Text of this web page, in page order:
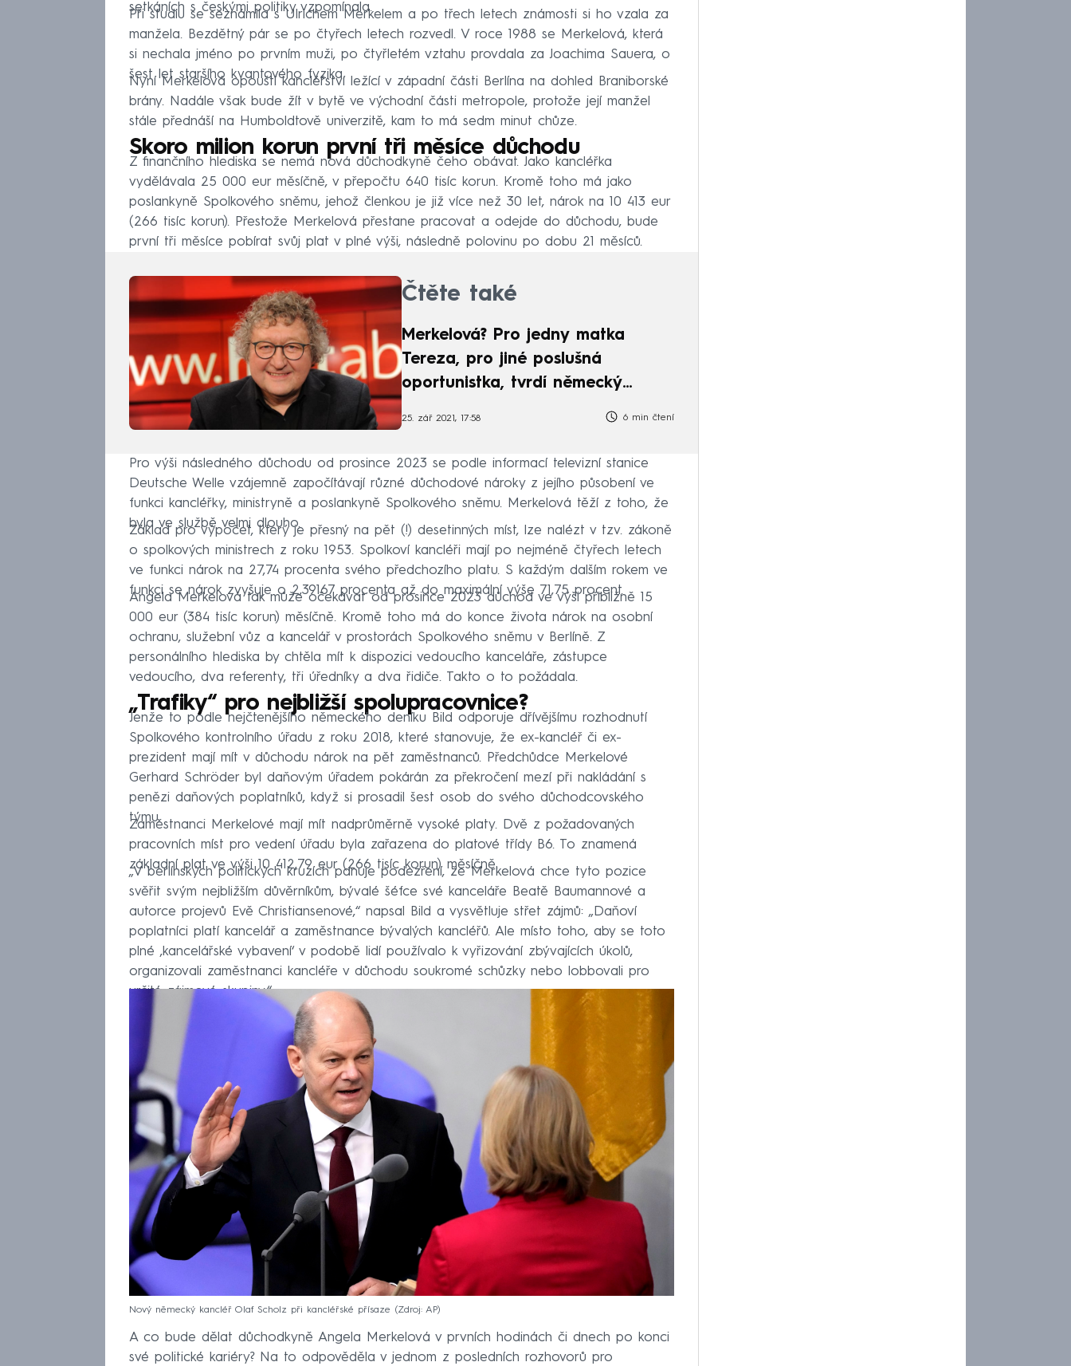
setkáních s českými politiky vzpomínala.
Při studiu se seznámila s Ulrichem Merkelem a po třech letech známosti si ho vzala za
manžela. Bezdětný pár se po čtyřech letech rozvedl. V roce 1988 se Merkelová, která
si nechala jméno po prvním muži, po čtyřletém vztahu provdala za Joachima Sauera, o
šest let staršího kvantového fyzika.
Nyní Merkelová opouští kancléřství ležící v západní části Berlína na dohled Braniborské
brány. Nadále však bude žít v bytě ve východní části metropole, protože její manžel
stále přednáší na Humboldtově univerzitě, kam to má sedm minut chůze.
Skoro milion korun první tři měsíce důchodu
Z finančního hlediska se nemá nová důchodkyně čeho obávat. Jako kancléřka
vydělávala 25 000 eur měsíčně, v přepočtu 640 tisíc korun. Kromě toho má jako
poslankyně Spolkového sněmu, jehož členkou je již více než 30 let, nárok na 10 413 eur
(266 tisíc korun). Přestože Merkelová přestane pracovat a odejde do důchodu, bude
první tři měsíce pobírat svůj plat v plné výši, následně polovinu po dobu 21 měsíců.
Čtěte také
Merkelová? Pro jedny matka
Tereza, pro jiné poslušná
oportunistka, tvrdí německý
25. zář 2021, 17:58 6 min čtení
Pro výši následného důchodu od prosince 2023 se podle informací televizní stanice
Deutsche Welle vzájemně započítávají různé důchodové nároky z jejího působení ve
funkci kancléřky, ministryně a poslankyně Spolkového sněmu. Merkelová těží z toho, že
byla ve službě velmi dlouho.
Základ pro výpočet, který je přesný na pět (!) desetinných míst, lze nalézt v tzv. zákoně
o spolkových ministrech z roku 1953. Spolkoví kancléři mají po nejméně čtyřech letech
ve funkci nárok na 27,74 procenta svého předchozího platu. S každým dalším rokem ve
funkci se nárok zvyšuje o 2,39167 procenta až do maximální výše 71,75 procent.
Angela Merkelová tak může očekávat od prosince 2023 důchod ve výši přibližně 15
000 eur (384 tisíc korun) měsíčně. Kromě toho má do konce života nárok na osobní
ochranu, služební vůz a kancelář v prostorách Spolkového sněmu v Berlíně. Z
personálního hlediska by chtěla mít k dispozici vedoucího kanceláře, zástupce
vedoucího, dva referenty, tři úředníky a dva řidiče. Takto o to požádala.
„Trafiky“ pro nejbližší spolupracovnice?
Jenže to podle nejčtenějšího německého deníku Bild odporuje dřívějšímu rozhodnutí
Spolkového kontrolního úřadu z roku 2018, které stanovuje, že ex-kancléř či ex-
prezident mají mít v důchodu nárok na pět zaměstnanců. Předchůdce Merkelové
Gerhard Schröder byl daňovým úřadem pokárán za překročení mezí při nakládání s
penězi daňových poplatníků, když si prosadil šest osob do svého důchodcovského
týmu.
Zaměstnanci Merkelové mají mít nadprůměrně vysoké platy. Dvě z požadovaných
pracovních míst pro vedení úřadu byla zařazena do platové třídy B6. To znamená
základní plat ve výši 10 412,79 eur (266 tisíc korun) měsíčně.
„V berlínských politických kruzích panuje podezření, že Merkelová chce tyto pozice
svěřit svým nejbližším důvěrníkům, bývalé šéfce své kanceláře Beatě Baumannové a
autorce projevů Evě Christiansenové,“ napsal Bild a vysvětluje střet zájmů: „Daňoví
poplatníci platí kancelář a zaměstnance bývalých kancléřů. Ale místo toho, aby se toto
plné ‚kancelářské vybavení‘ v podobě lidí používalo k vyřizování zbývajících úkolů,
organizovali zaměstnanci kancléře v důchodu soukromé schůzky nebo lobbovali pro
určité zájmové skupiny.“
Nový německý kancléř Olaf Scholz při kancléřské přísaze Zdroj: AP
A co bude dělat důchodkyně Angela Merkelová v prvních hodinách či dnech po konci
své politické kariéry? Na to odpověděla v jednom z posledních rozhovorů pro